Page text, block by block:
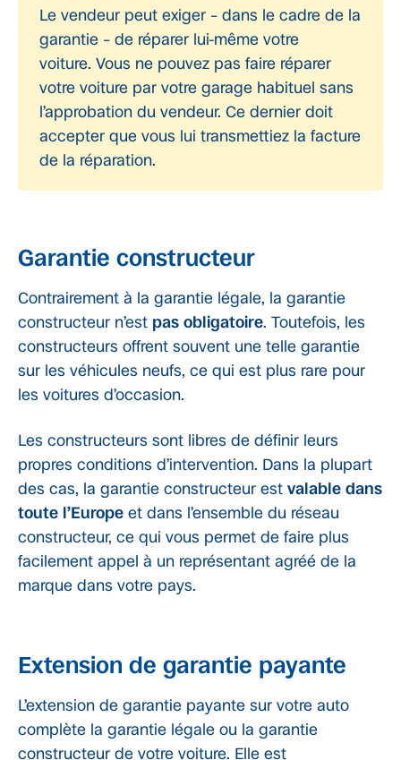
Le vendeur peut exiger – dans le cadre de la
garantie – de réparer lui-même votre
voiture. Vous ne pouvez pas faire réparer
votre voiture par votre garage habituel sans
l’approbation du vendeur. Ce dernier doit
accepter que vous lui transmettiez la facture
de la réparation.
Garantie constructeur
Contrairement à la garantie légale, la garantie
constructeur n’est pas obligatoire. Toutefois, les
constructeurs offrent souvent une telle garantie
sur les véhicules neufs, ce qui est plus rare pour
les voitures d’occasion.
Les constructeurs sont libres de définir leurs
propres conditions d’intervention. Dans la plupart
des cas, la garantie constructeur est valable dans
toute l’Europe et dans l’ensemble du réseau
constructeur, ce qui vous permet de faire plus
facilement appel à un représentant agréé de la
marque dans votre pays.
Extension de garantie payante
L’extension de garantie payante sur votre auto
complète la garantie légale ou la garantie
constructeur de votre voiture. Elle est